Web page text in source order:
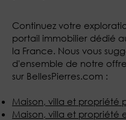
Continuez votre
portail immobilier dédié
la France. Nous vous
d'ensemble de notre
sur BellesPierres.com :
Maison, villa et propriété
Maison, villa et propriété